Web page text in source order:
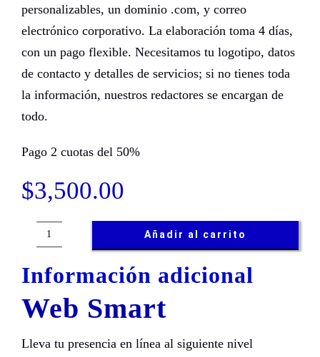
personalizables, un dominio .com, y correo
electrónico corporativo. La elaboración toma 4 días,
con un pago flexible. Necesitamos tu logotipo, datos
de contacto y detalles de servicios; si no tienes toda
la información, nuestros redactores se encargan de
todo.
Pago 2 cuotas del 50%
$3,500.00
Web
Smart
cantidad
Añadir al carrito
Información adicional
Web Smart
Lleva tu presencia en línea al siguiente nivel